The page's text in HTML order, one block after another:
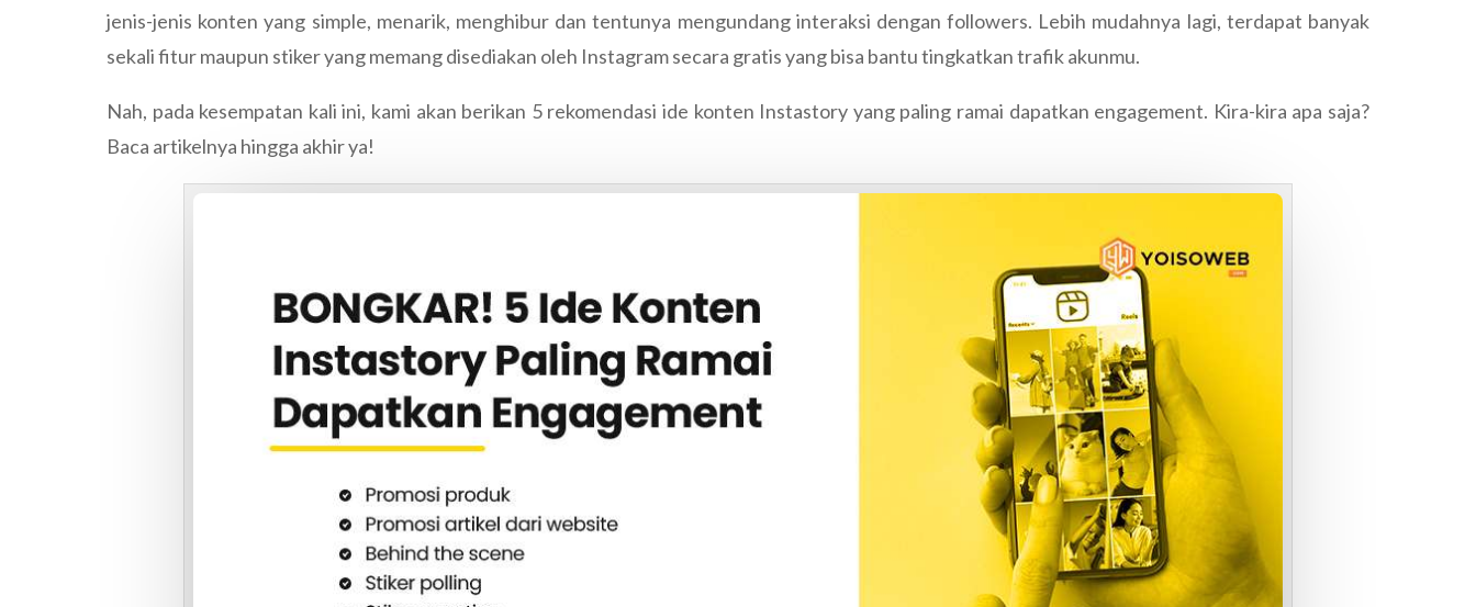
jenis-jenis konten yang simple, menarik, menghibur dan tentunya mengundang interaksi dengan followers. Lebih mudahnya lagi, terdapat banyak
sekali fitur maupun stiker yang memang disediakan oleh Instagram secara gratis yang bisa bantu tingkatkan trafik akunmu.
Nah, pada kesempatan kali ini, kami akan berikan 5 rekomendasi ide konten Instastory yang paling ramai dapatkan engagement. Kira-kira apa saja?
Baca artikelnya hingga akhir ya!